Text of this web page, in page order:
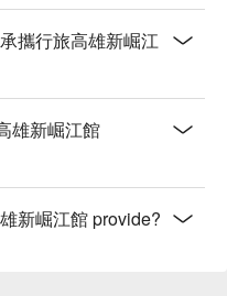
攜行旅高雄新崛江
雄新崛江館
新崛江館 provide?